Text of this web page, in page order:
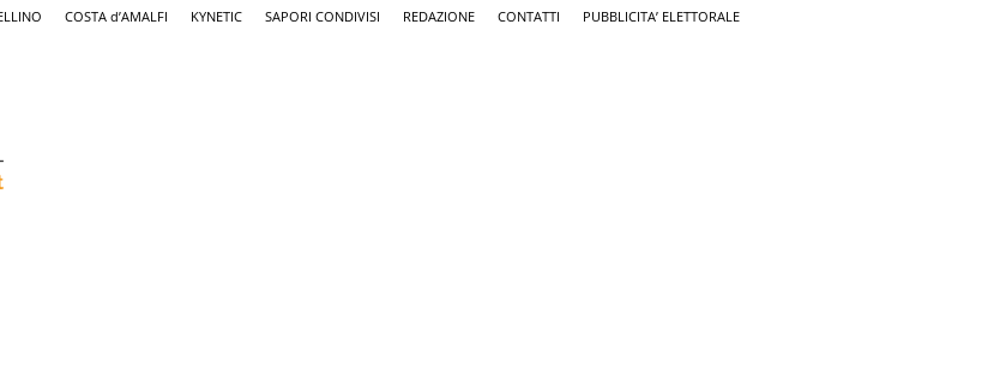
COSTA d’AMALFI KYNETIC SAPORI CONDIVISI REDAZIONE CONTATTI PUBBLICITA’ ELETTORALE